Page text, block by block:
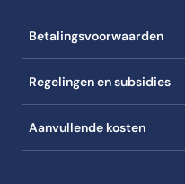
Betalingsvoorwaarden
Regelingen en subsidies
Aanvullende kosten